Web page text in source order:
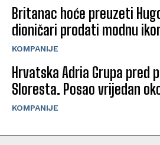
Britanac hoće preuzeti
dioničari prodati modnu
KOMPANIJE
Hrvatska Adria Grupa pred
Sloresta. Posao vrijedan
KOMPANIJE